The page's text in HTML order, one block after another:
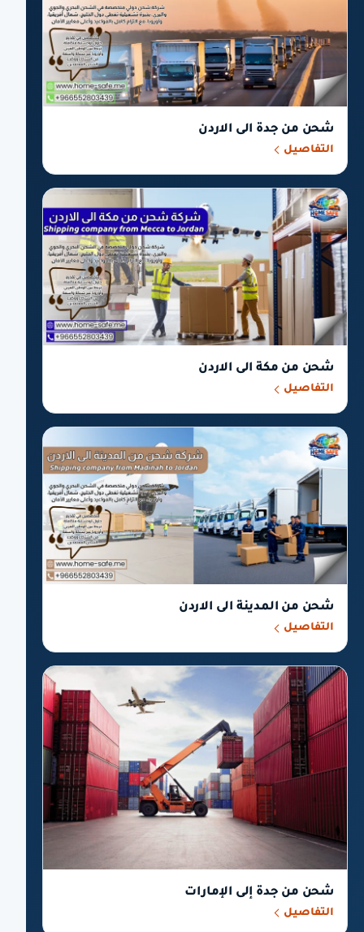
شحن من جدة الى الاردن
التفاصيل
شحن من مكة الى الاردن
التفاصيل
شحن من المدينة الى الاردن
التفاصيل
شحن من جدة إلى الإمارات
التفاصيل